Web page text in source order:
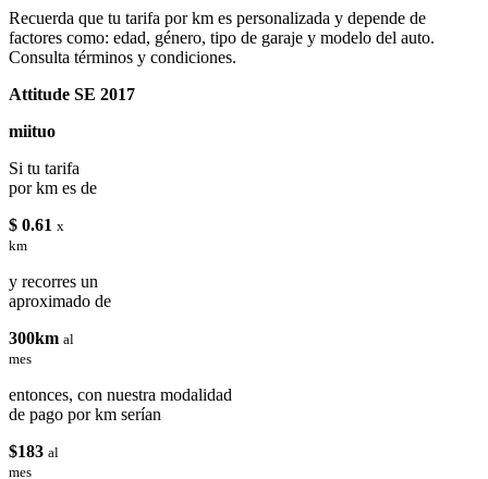
Recuerda que tu tarifa por km es personalizada y depende de
factores como: edad, género, tipo de garaje y modelo del auto.
Consulta términos y condiciones.
Attitude SE 2017
miituo
Si tu tarifa
por km es de
$ 0.61 x
km
y recorres un
aproximado de
300km al
mes
entonces, con nuestra modalidad
de pago por km serían
$183 al
mes